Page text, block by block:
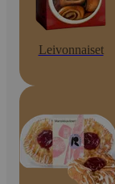
Leivonnaiset